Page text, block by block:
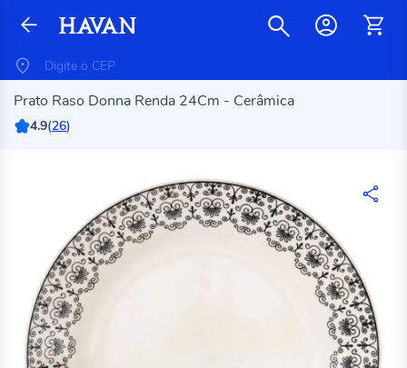
Prato Raso Donna Renda 24Cm - Cerâmica
4.9(26)